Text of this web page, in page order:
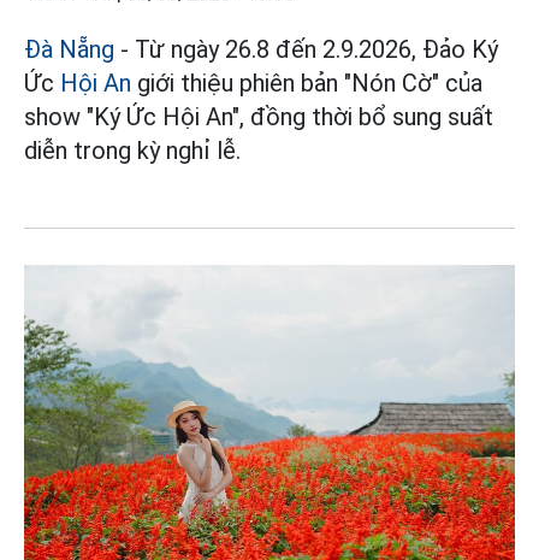
Đà Nẵng - Từ ngày 26.8 đến 2.9.2026, Đảo Ký
Ức Hội An giới thiệu phiên bản "Nón Cờ" của
show "Ký Ức Hội An", đồng thời bổ sung suất
diễn trong kỳ nghỉ lễ.